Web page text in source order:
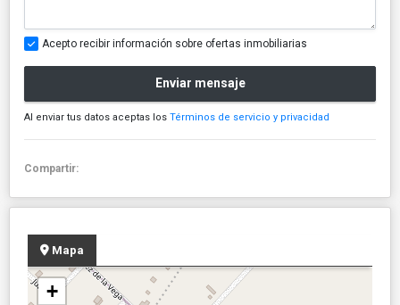
Acepto recibir información sobre ofertas inmobiliarias
Enviar mensaje
Al enviar tus datos aceptas los Términos de servicio y privacidad
Compartir:
Mapa
+